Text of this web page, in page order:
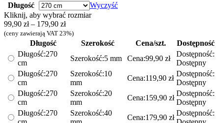
Długość
Wyczyść
Kliknij, aby wybrać rozmiar
99,90 zł – 179,90 złZakres
cen:
do
(ceny zawierają VAT 23%)
Długość Szerokość Cena/szt.
Dostępność
Długość:270
cm
Szerokość:5 mm Cena:99,90 zł
Dostępność:
Dostępny
Długość:270
cm
Szerokość:10
mm
Cena:119,90 zł
Dostępność:
Dostępny
Długość:270
cm
Szerokość:20
mm
Cena:159,90 zł
Dostępność:
Dostępny
Długość:270
Szerokość:40
Cena:179,90 zł
Dostępność: